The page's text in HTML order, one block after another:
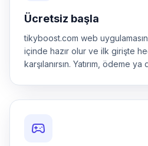
Ücretsiz başla
tikyboost.com web
içinde hazır olur ve ilk girişte
karşılanırsın. Yatırım, ödeme